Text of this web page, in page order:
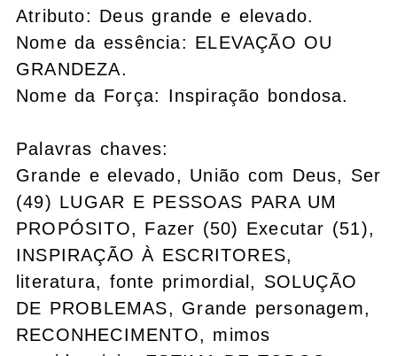
Atributo: Deus grande e elevado.
Nome da essência: ELEVAÇÃO OU
GRANDEZA.
Nome da Força: Inspiração bondosa.
Palavras chaves:
Grande e elevado, União com Deus, Ser
(49) LUGAR E PESSOAS PARA UM
PROPÓSITO, Fazer (50) Executar (51),
INSPIRAÇÃO À ESCRITORES,
literatura, fonte primordial, SOLUÇÃO
DE PROBLEMAS, Grande personagem,
RECONHECIMENTO, mimos